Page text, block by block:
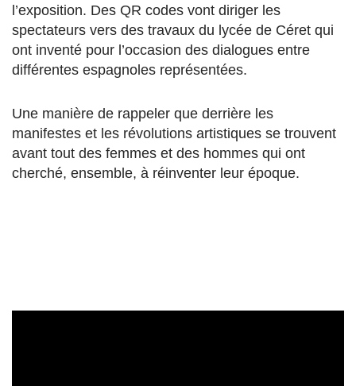
l’exposition. Des QR codes vont diriger les
spectateurs vers des travaux du lycée de Céret qui
ont inventé pour l’occasion des dialogues entre
différentes espagnoles représentées.
Une manière de rappeler que derrière les
manifestes et les révolutions artistiques se trouvent
avant tout des femmes et des hommes qui ont
cherché, ensemble, à réinventer leur époque.